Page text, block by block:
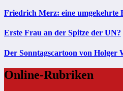
Friedrich Merz: eine umgekehrte
Erste Frau an der Spitze der UN?
Der Sonntagscartoon von Holger
Online-Rubriken